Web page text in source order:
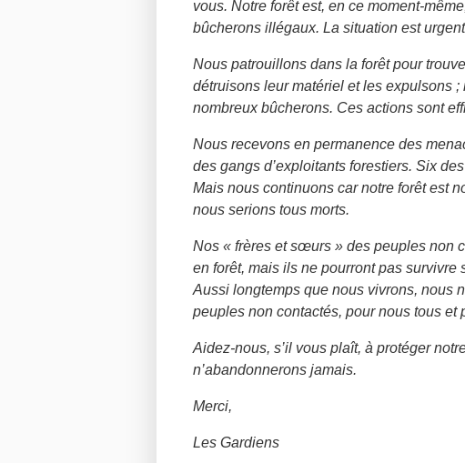
vous. Notre forêt est, en ce moment-
bûcherons illégaux. La situation est
Nous patrouillons dans la forêt pour
détruisons leur matériel et les expulsons
nombreux bûcherons. Ces actions sont
Nous recevons en permanence des
des gangs d’exploitants forestiers. Six
Mais nous continuons car notre forêt est
nous serions tous morts.
Nos « frères et sœurs » des peuples non
en forêt, mais ils ne pourront pas survivre
Aussi longtemps que nous vivrons, nous
peuples non contactés, pour nous tous et
Aidez-nous, s’il vous plaît, à protéger
n’abandonnerons jamais.
Merci,
Les Gardiens